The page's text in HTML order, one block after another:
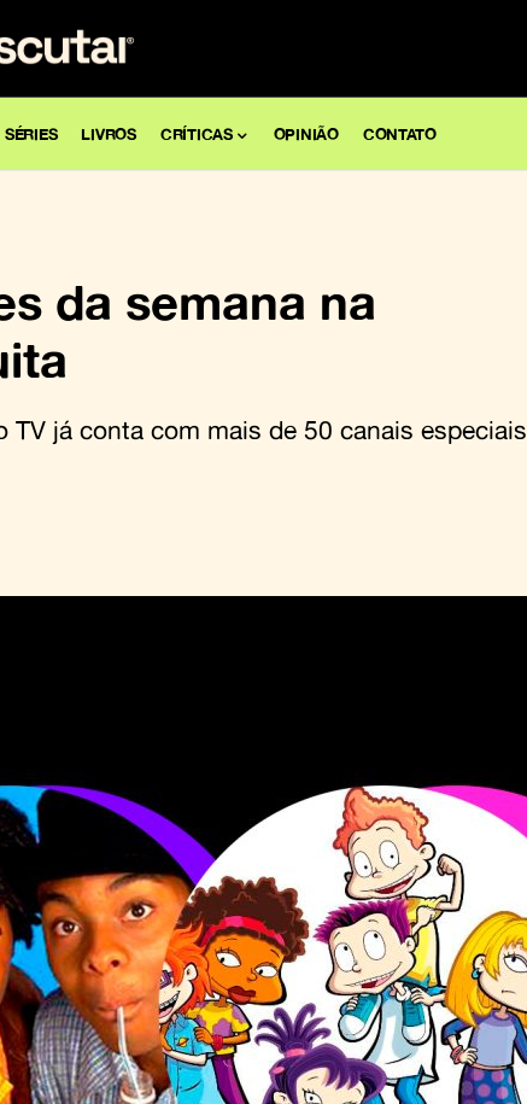
SÉRIES LIVROS CRÍTICAS OPINIÃO CONTATO
da semana na
TV já conta com mais de 50 canais especiais